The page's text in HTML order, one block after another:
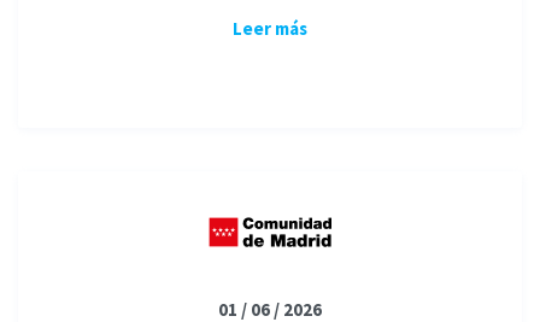
Leer más
01 / 06 / 2026